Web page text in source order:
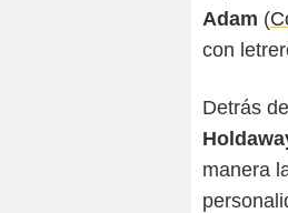
Adam (
con
Detrás de
manera